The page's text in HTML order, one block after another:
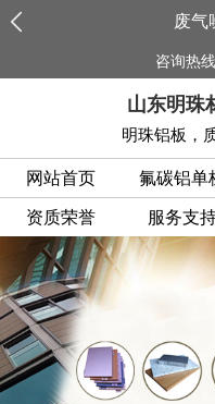
废气
咨询热
山东明珠
明珠铝板，
网站首页 氟碳铝单
资质荣誉 服务支